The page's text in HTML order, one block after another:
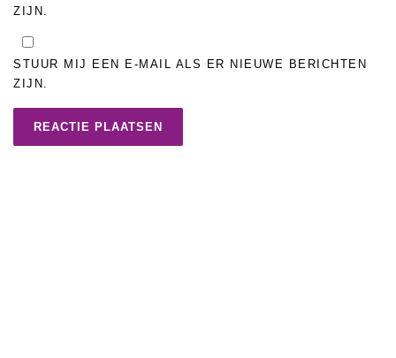
ZIJN.
STUUR MIJ EEN E-MAIL ALS ER NIEUWE BERICHTEN
ZIJN.